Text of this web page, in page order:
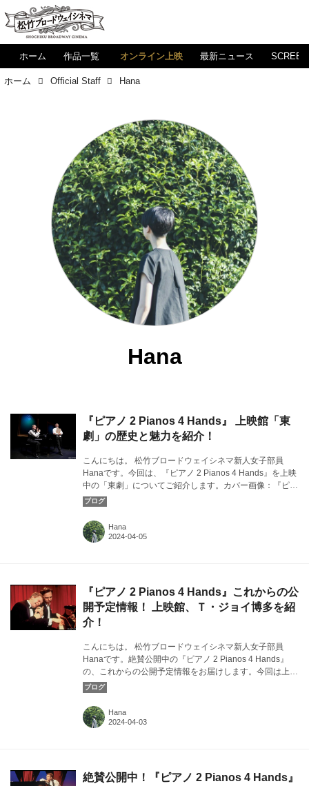
ホーム 作品一覧 オンライン上映 最新ニュース
ホーム Official Staff Hana
Hana
『ピアノ 2 Pianos 4 Hands』 上映館「東
劇」の歴史と魅力を紹介！
こんにちは。 松竹ブロードウェイシネマ新人女子部員
Hanaです。今回は、『ピアノ 2 Pianos 4 Hands』を上映
中の「東劇」についてご紹介します。カバー画像：『ピア
ノ 2 Pianos 4 Hands』より ©Rick O'Brien
Hana
『ピアノ 2 Pianos 4 Hands』これからの公
開予定情報！ 上映館、Ｔ・ジョイ博多を紹
介！
こんにちは。 松竹ブロードウェイシネマ新人女子部員
Hanaです。絶賛公開中の『ピアノ 2 Pianos 4 Hands』
の、これからの公開予定情報をお届けします。今回は上映
館のひとつである、Ｔ・ジョイ博多について。カバー画
像：『ピアノ 2 Pianos 4 Hands』より ©Lydia Pawelka
Hana
絶賛公開中！『ピアノ 2 Pianos 4 Hands』